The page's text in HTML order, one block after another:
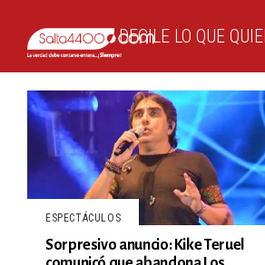
DECILE LO QUE
ESPECTÁCULOS
Sorpresivo anuncio: Kike Teruel